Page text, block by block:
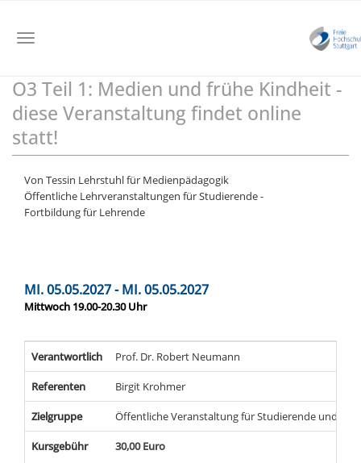
Skip
main
content
Toggle
O3 Teil 1: Medien und frühe Kindheit -
diese Veranstaltung findet online
statt!
Von Tessin Lehrstuhl für Medienpädagogik
Öffentliche Lehrveranstaltungen für Studierende -
Fortbildung für Lehrende
MI. 05.05.2027 - MI. 05.05.2027
Mittwoch 19.00-20.30 Uhr
Verantwortlich Prof. Dr. Robert Neumann
Referenten Birgit Krohmer
Zielgruppe Öffentliche Veranstaltung für Studierende und
Kursgebühr
30,00 Euro